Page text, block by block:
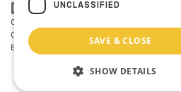
Copyright © 2026
Chevrolet of Aberdeen
BLVD,
UNCLASSIFIED
SAVE & CLOSE
SHOW DETAILS